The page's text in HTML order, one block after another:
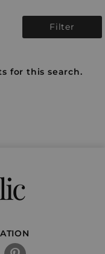
Filter
for this search.